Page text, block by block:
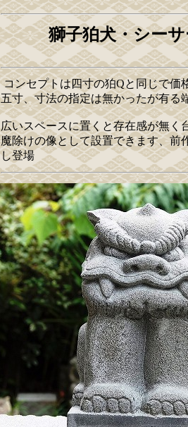
獅子狛犬・シー
コンセプトは四寸の狛Qと同じで価
五寸、寸法の指定は無かったが有る
広いスペースに置くと存在感が無く
魔除けの像として設置できます、前
し登場